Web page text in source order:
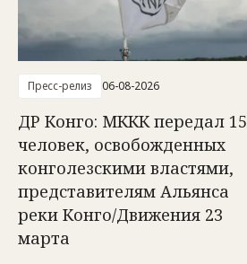
Пресс-релиз 06-08-2026
ДР Конго: МККК передал 15
человек, освобожденных
конголезскими властями,
представителям Альянса
реки Конго/Движения 23
марта